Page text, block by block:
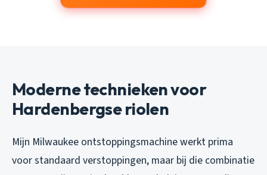
Moderne technieken voor
Hardenbergse riolen
Mijn Milwaukee ontstoppingsmachine werkt prima
voor standaard verstoppingen, maar bij die combinatie